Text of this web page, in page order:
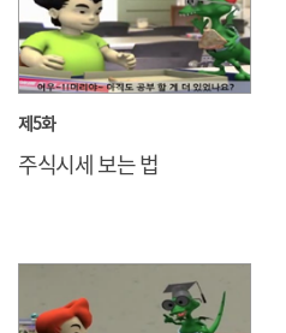
제5화
주식시세 보는 법